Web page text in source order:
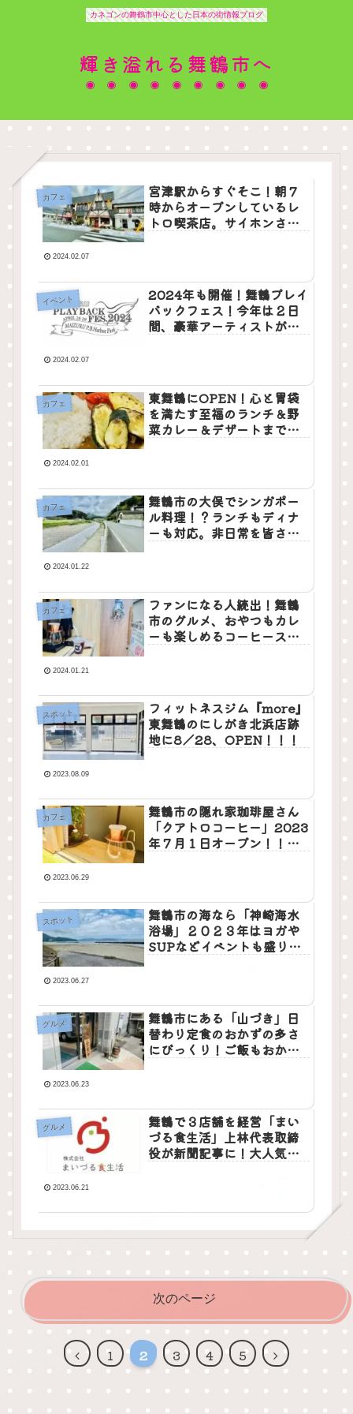
カネゴンの舞鶴市中心とした日本の街情報ブログ
輝き溢れる舞鶴市へ
カフェ
宮津駅からすぐそこ！朝７
時からオープンしているレ
トロ喫茶店。サイホンさん
2024.02.07
イベント
2024年も開催！舞鶴プレイ
バックフェス！今年は２日
間、豪華アーティストが目
2024.02.07
カフェ
東舞鶴にOPEN！心と胃袋
を満たす至福のランチ＆野
菜カレー＆デザートまで。
2024.02.01
カフェ
舞鶴市の大俣でシンガポー
ル料理！？ランチもディナ
ーも対応。非日常を皆さん
2024.01.22
カフェ
ファンになる人続出！舞鶴
市のグルメ、おやつもカレ
ーも楽しめるコーヒースタ
2024.01.21
スポット
フィットネスジム『more』
東舞鶴のにしがき北浜店跡
地に8／28、OPEN！！！
2023.08.09
カフェ
舞鶴市の隠れ家珈琲屋さん
「クアトロコーヒー」2023
年７月１日オープン！！平
2023.06.29
スポット
舞鶴市の海なら「神崎海水
浴場」２０２３年はヨガや
SUPなどイベントも盛り沢
2023.06.27
グルメ
舞鶴市にある「山づき」日
替わり定食のおかずの多さ
にびっくり！ご飯もおかわ
2023.06.23
グルメ
舞鶴で３店舗を経営「まい
づる食生活」上林代表取締
役が新聞記事に！大人気店
2023.06.21
次のページ
前
1 2 3 4 5
次